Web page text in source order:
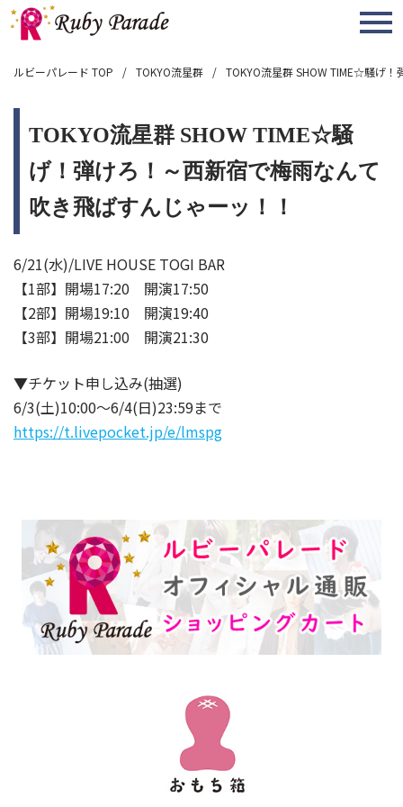
MENU
ルビーパレード TOP TOKYO流星群 TOKYO流星群 SHOW TIME☆騒げ
TOKYO流星群 SHOW TIME☆騒
げ！弾けろ！～西新宿で梅雨なんて
吹き飛ばすんじゃーッ！！
6/21(水)/LIVE HOUSE TOGI BAR
【1部】開場17:20 開演17:50
【2部】開場19:10 開演19:40
【3部】開場21:00 開演21:30
▼チケット申し込み(抽選)
6/3(土)10:00〜6/4(日)23:59まで
https://t.livepocket.jp/e/lmspg